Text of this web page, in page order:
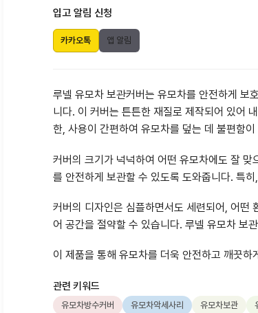
입고 알림 신청
카카오톡 앱 알림
루넬 유모차 보관커버는 유모차를 안전하게 보
니다. 이 커버는 튼튼한 재질로 제작되어 있어
한, 사용이 간편하여 유모차를 덮는 데 불편함이
커버의 크기가 넉넉하여 어떤 유모차에도 잘
를 안전하게 보관할 수 있도록 도와줍니다. 특
커버의 디자인은 심플하면서도 세련되어, 어떤
어 공간을 절약할 수 있습니다. 루넬 유모차 보
이 제품을 통해 유모차를 더욱 안전하고 깨끗하
관련 키워드
유모차방수커버 유모차악세사리 유모차보관